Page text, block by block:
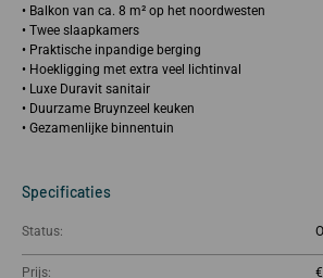
• Balkon van ca. 8 m² op het noordwesten
• Twee slaapkamers
• Praktische inpandige berging
• Hoekligging met extra veel lichtinval
• Luxe Duravit sanitair
• Duurzame Bruynzeel keuken
• Gezamenlijke binnentuin
Specificaties
Status:
Prijs: